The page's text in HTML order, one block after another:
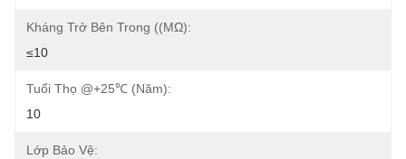
Kháng Trở Bên Trong ((mΩ):
≤10
Tuổi Thọ @+25℃ (Năm):
10
Lớp Bảo Vệ: